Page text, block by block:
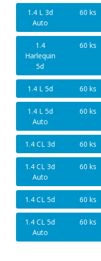
1.4 L 3d
Auto
60 ks
1.4
Harlequin
5d
60 ks
1.4 L 5d 60 ks
1.4 L 5d
Auto
60 ks
1.4 CL 3d 60 ks
1.4 CL 3d
Auto
60 ks
1.4 CL 5d 60 ks
1.4 CL 5d
Auto
60 ks